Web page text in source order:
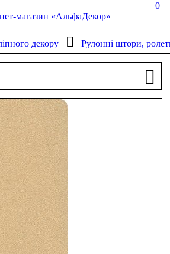
0
декору Рулонні штори,